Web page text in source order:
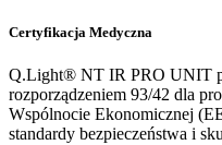
Certyfikacja Medyczna
Q.Light® NT IR PRO UNIT
rozporządzeniem 93/42 dla
Wspólnocie Ekonomicznej
standardy bezpieczeństwa i